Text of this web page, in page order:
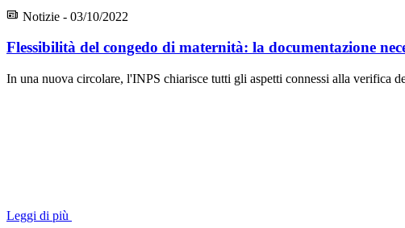
Notizie - 03/10/2022
Flessibilità del congedo di maternità: la documentazione
In una nuova circolare, l'INPS chiarisce tutti gli aspetti connessi alla verifica
Leggi di più